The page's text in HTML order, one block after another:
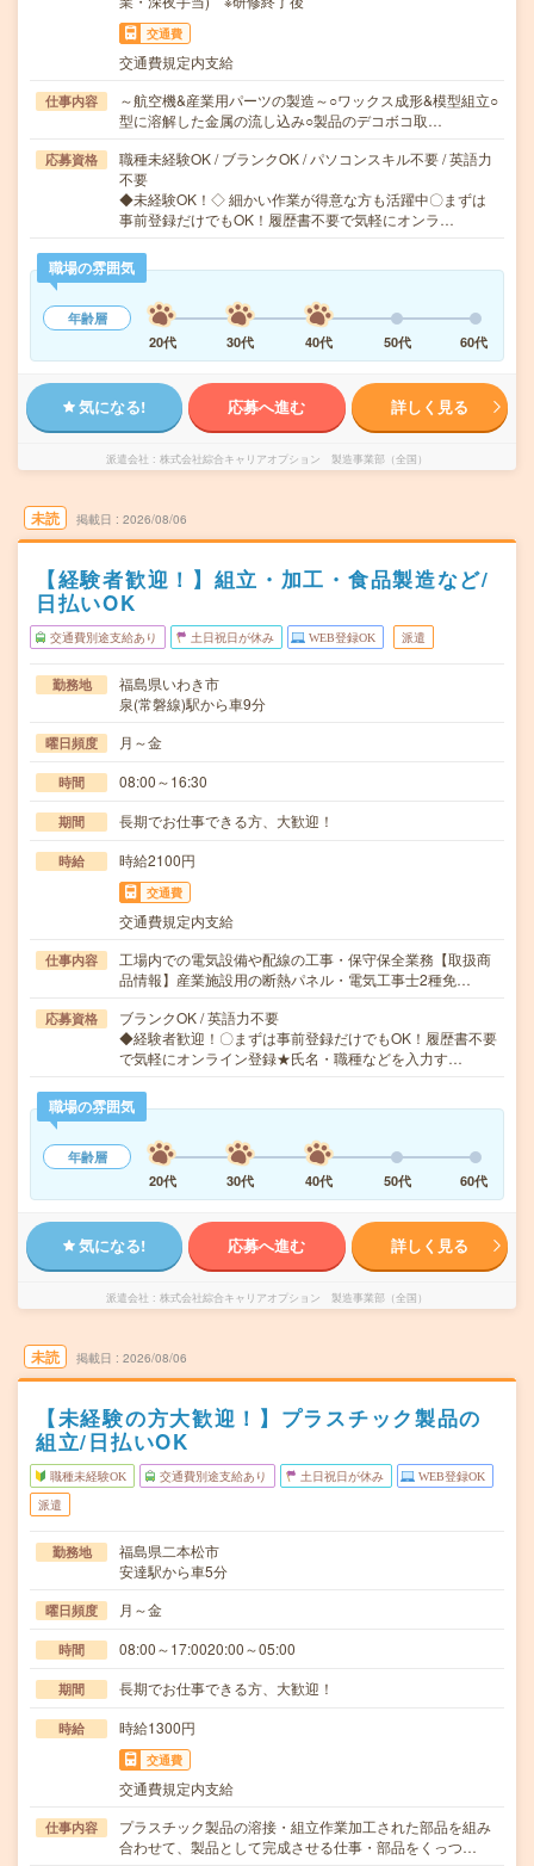
交通費
交通費規定内支給
仕事内容
～航空機&産業用パーツの製造～○ワックス成形&模型組立○
型に溶解した金属の流し込み○製品のデコボコ取…
応募資格
職種未経験OK / ブランクOK / パソコンスキル不要 / 英語力
不要
◆未経験OK！◇ 細かい作業が得意な方も活躍中〇まずは
事前登録だけでもOK！履歴書不要で気軽にオンラ…
職場の雰囲気
年齢層
20代
30代 40代 50代 60代
気になる! 応募へ進む 詳しく見る
派遣会社 株式会社綜合キャリアオプション 製造事業部（全国）
未読 掲載日 2026/08/06
【経験者歓迎！】組立・加工・食品製造など/
日払いOK
交通費別途支給あり 土日祝日が休み WEB登録OK 派遣
勤務地
福島県いわき市
泉(常磐線)駅から車9分
曜日頻度 月～金
時間 08:00～16:30
期間 長期でお仕事できる方、大歓迎！
時給 時給2100円
交通費
交通費規定内支給
仕事内容
工場内での電気設備や配線の工事・保守保全業務【取扱商
品情報】産業施設用の断熱パネル・電気工事士2種免…
応募資格
ブランクOK / 英語力不要
◆経験者歓迎！〇まずは事前登録だけでもOK！履歴書不要
で気軽にオンライン登録★氏名・職種などを入力す…
職場の雰囲気
年齢層
20代
30代 40代 50代 60代
気になる! 応募へ進む 詳しく見る
派遣会社 株式会社綜合キャリアオプション 製造事業部（全国）
未読 掲載日 2026/08/06
【未経験の方大歓迎！】プラスチック製品の
組立/日払いOK
職種未経験OK 交通費別途支給あり 土日祝日が休み WEB登録OK
派遣
勤務地
福島県二本松市
安達駅から車5分
曜日頻度 月～金
時間 08:00～17:0020:00～05:00
期間 長期でお仕事できる方、大歓迎！
時給 時給1300円
交通費
交通費規定内支給
仕事内容
プラスチック製品の溶接・組立作業加工された部品を組み
合わせて、製品として完成させる仕事・部品をくっつ…